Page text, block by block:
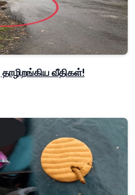
வீதிகள்!